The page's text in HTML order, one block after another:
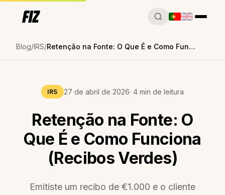
Blog IRS Retenção na Fonte: O Que É e Como Funciona (Recibos Verdes)
IRS 27 de abril de 2026· 4 min de leitura
Retenção na Fonte: O
Que É e Como Funciona
(Recibos Verdes)
Emitiste um recibo de €1.000 e o cliente